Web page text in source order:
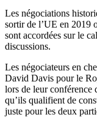
Les négociations
sortir de l’UE en 2019
sont accordées sur le
discussions.
Les négociateurs en
David Davis pour le
lors de leur conférence
qu’ils qualifient de
juste pour les deux